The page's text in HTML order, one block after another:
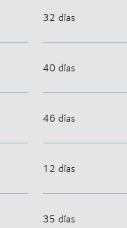
32 días
40 días
46 días
12 días
35 días